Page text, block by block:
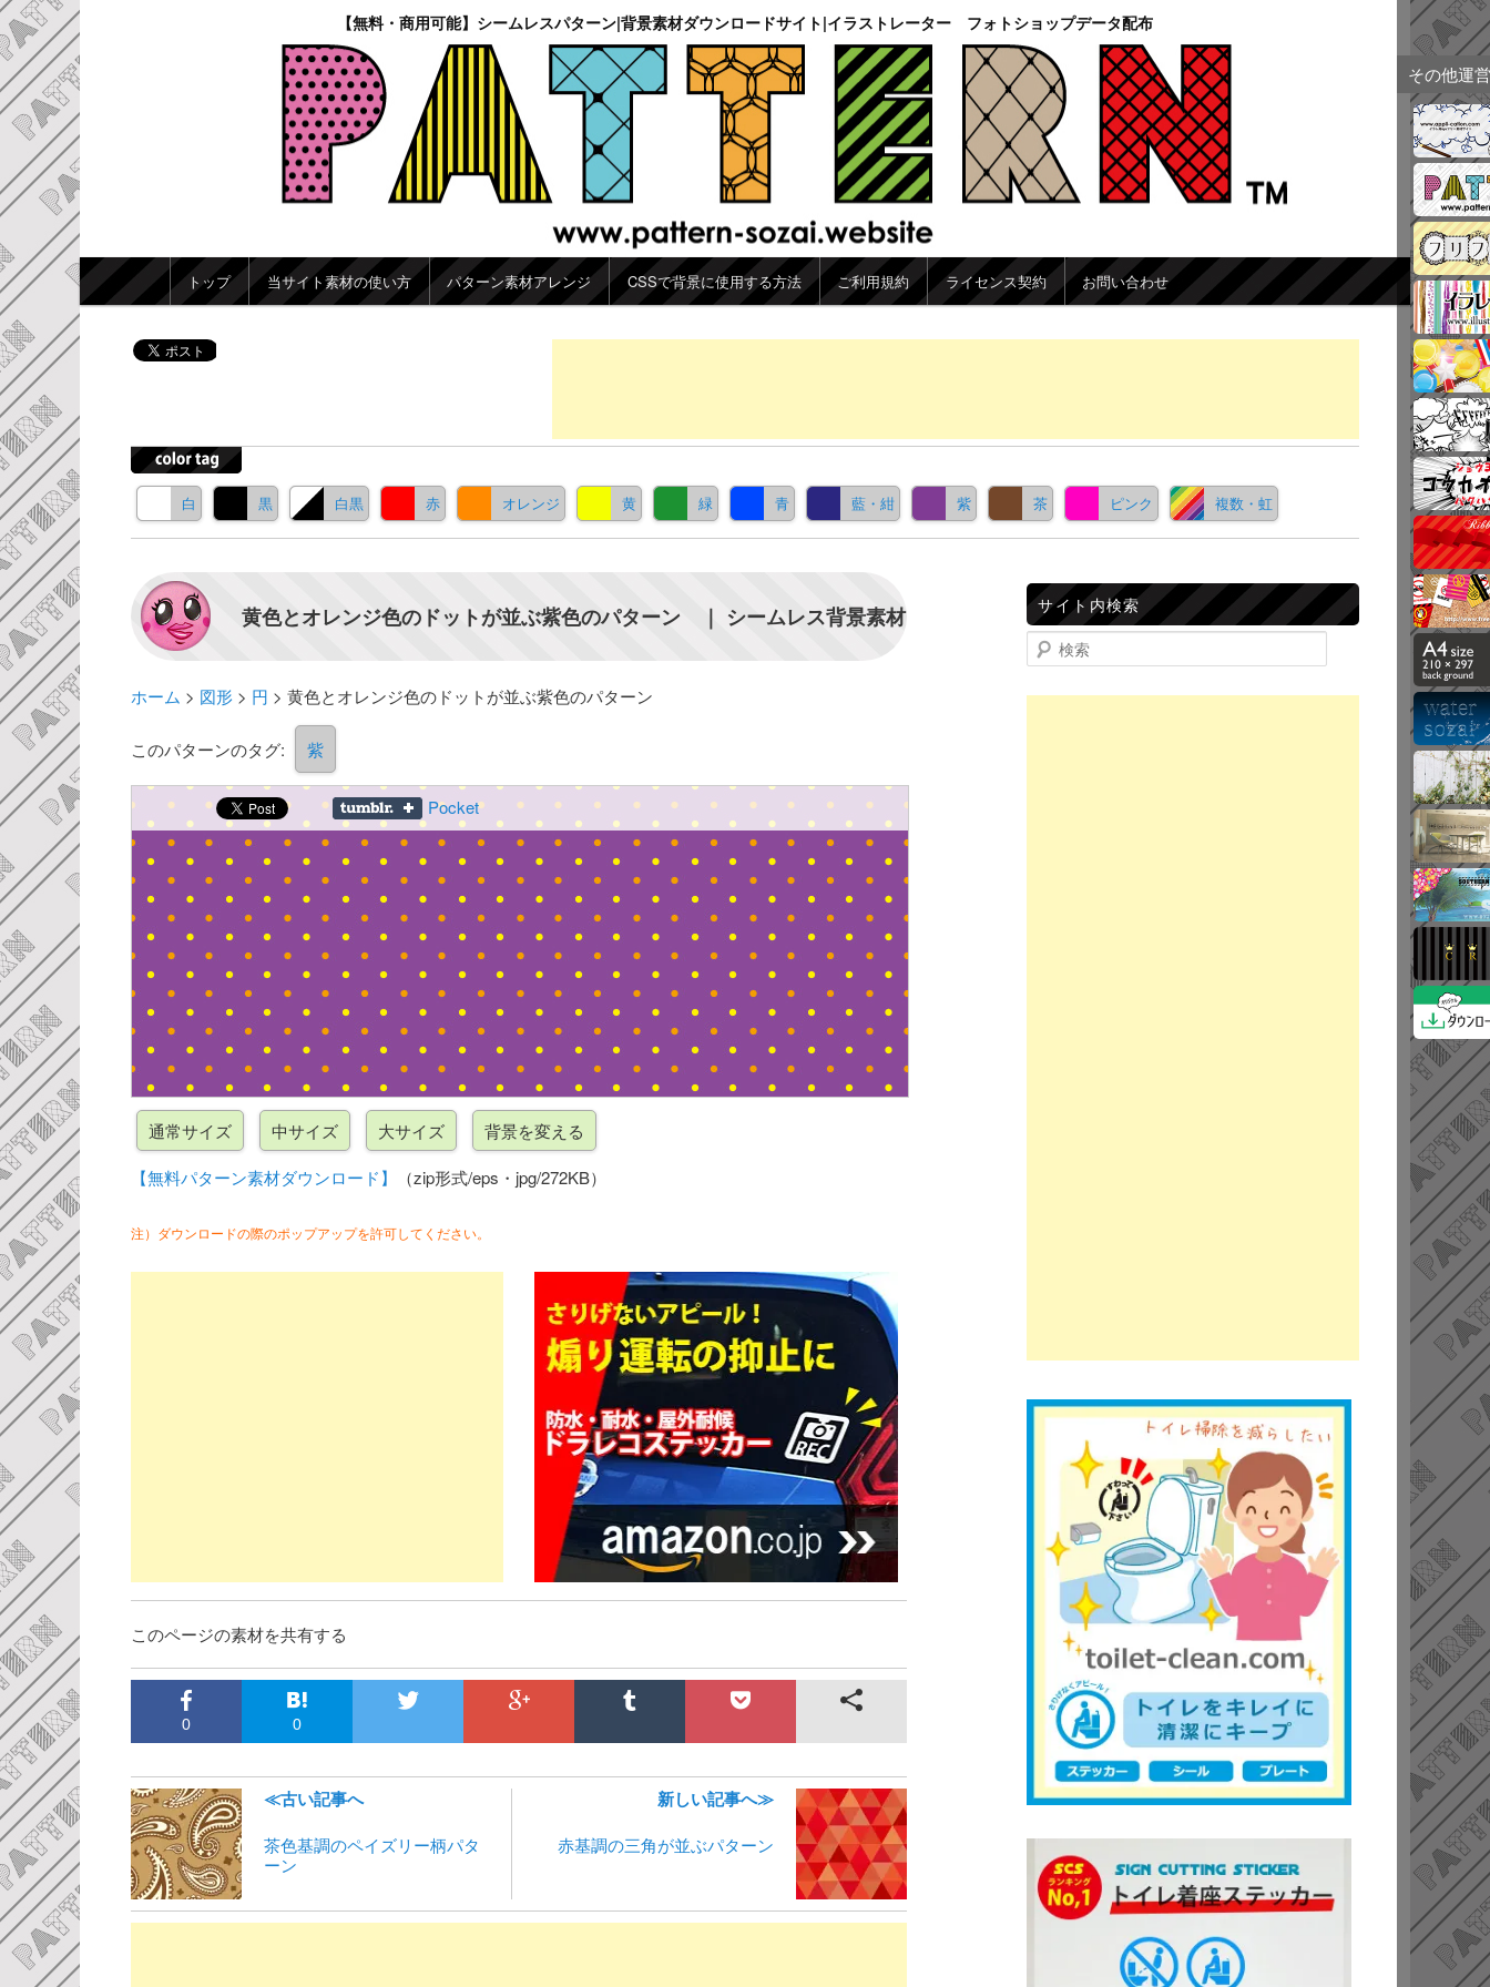
【無料・商用可能】シームレスパターン|背景素材ダウンロードサイト|イラストレーター フォトショップデータ配布
メインメニュー
メインコンテンツへ移動
サブコンテンツへ移動
トップ 当サイト素材の使い方 パターン素材アレンジ CSSで背景に使用する方法 ご利用規約 ライセンス契約 お問い合わせ
白 黒 白黒 赤 オレンジ 黄 緑 青 藍・紺 紫 茶 ピンク 複数・虹
黄色とオレンジ色のドットが並ぶ紫色のパターン ｜ シームレス背景素材
ホーム > 図形> 円 > 黄色とオレンジ色のドットが並ぶ紫色のパターン
このパターンのタグ: 紫
Pocket
【無料パターン素材ダウンロード】 （zip形式/eps・jpg/272KB）
注）ダウンロードの際のポップアップを許可してください。
このページの素材を共有する
0 0
≪古い記事へ
茶色基調のペイズリー柄パタ
ーン
新しい記事へ≫
赤基調の三角が並ぶパターン
サイト内検索
検索
その他運